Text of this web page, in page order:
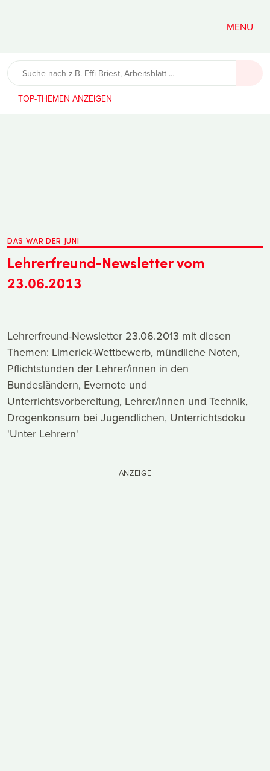
Lehrerfreund
TOP-THEMEN
DAS WAR DER JUNI
Lehrerfreund-Newsletter vom
23.06.2013
Lehrerfreund-Newsletter 23.06.2013 mit diesen
Themen: Limerick-Wettbewerb, mündliche Noten,
Pflichtstunden der Lehrer/innen in den
Bundesländern, Evernote und
Unterrichtsvorbereitung, Lehrer/innen und Technik,
Drogenkonsum bei Jugendlichen, Unterrichtsdoku
'Unter Lehrern'
ANZEIGE